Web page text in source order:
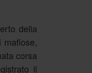
della
corsa
il